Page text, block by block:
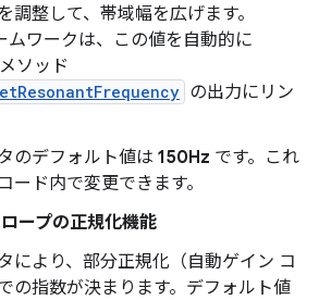
調整して、帯域幅を広げます。
ムワークは、この値を自動的に
ソッド
の出力にリン
のデフォルト値は 150Hz です。これ
ード内で変更できます。
ープの正規化機能
により、部分正規化（自動ゲイン コ
の指数が決まります。デフォルト値